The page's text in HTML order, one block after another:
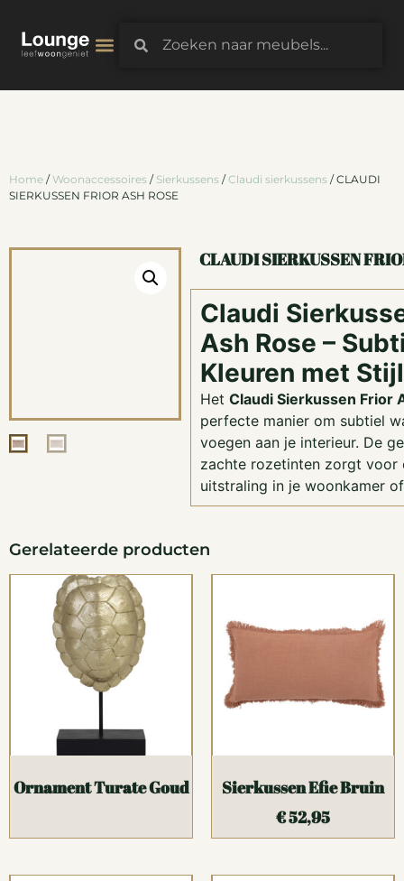
Home / Woonaccessoires / Sierkussens /Claudi sierkussens / CLAUDI
SIERKUSSEN FRIOR ASH ROSE
CLAUDI SIERKUSSEN
Claudi
Ash Rose –
Kleuren met Stijl
Het Claudi Sierkussen Frior
perfecte manier om subtiel
voegen aan je interieur. De
zachte rozetinten zorgt voor
uitstraling in je woonkamer
Gerelateerde producten
Ornament Turate Goud
Sierkussen Efie Bruin
€52,95